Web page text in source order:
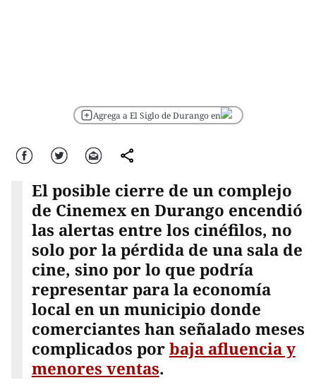
Agrega a El Siglo de Durango en
Facebook Twitter Correo comparte
El posible cierre de un complejo
de Cinemex en Durango encendió
las alertas entre los cinéfilos, no
solo por la pérdida de una sala de
cine, sino por lo que podría
representar para la economía
local en un municipio donde
comerciantes han señalado meses
complicados porbaja afluencia y
menores ventas.